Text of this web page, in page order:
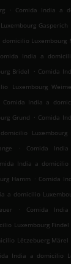
. Comida India a
Gasperich
domicilio Luxembourg
India a
Bridel
. Comida
Luxembourg
Comida India a
Grund . Comida
Luxembourg
.
Comida
India a domicilio
Hamm . Comida
a domicilio
.
Comida
Luxembourg Findel
Lëtzebuerg Märel
India a domicilio